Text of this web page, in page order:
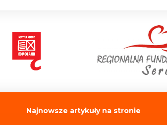
Najnowsze artykuły na stronie